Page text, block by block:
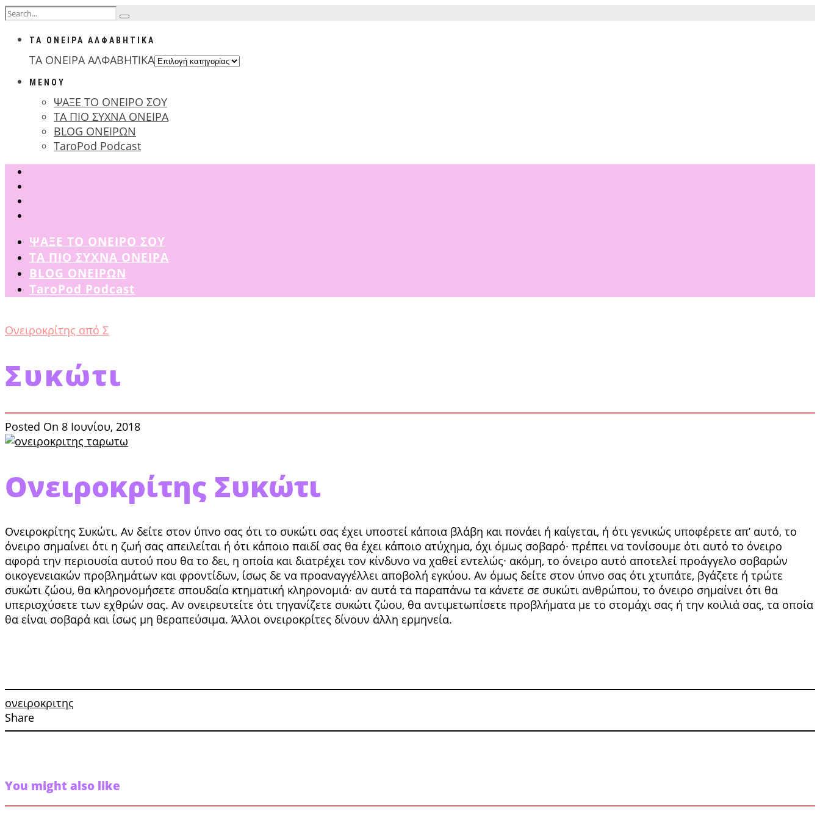
ΤΑ ΟΝΕΙΡΑ ΑΛΦΑΒΗΤΙΚΑ
ΤΑ ΟΝΕΙΡΑ ΑΛΦΑΒΗΤΙΚΑ
ΜΕΝΟΥ
ΨΑΞΕ ΤΟ ΟΝΕΙΡΟ ΣΟΥ
ΤΑ ΠΙΟ ΣΥΧΝΑ ΟΝΕΙΡΑ
BLOG ΟΝΕΙΡΩΝ
TaroPod Podcast
ΨΑΞΕ ΤΟ ΟΝΕΙΡΟ ΣΟΥ
ΤΑ ΠΙΟ ΣΥΧΝΑ ΟΝΕΙΡΑ
BLOG ΟΝΕΙΡΩΝ
TaroPod Podcast
Ονειροκρίτης από Σ
Συκώτι
Posted On 8 Ιουνίου, 2018
Ονειροκρίτης Συκώτι
Ονειροκρίτης Συκώτι. Αν δείτε στον ύπνο σας ότι το συκώτι σας έχει υποστεί κάποια βλάβη και πονάει ή καίγεται, ή ότι γενικώς υποφέρετε απ’ αυτό, το
όνειρο σημαίνει ότι η ζωή σας απειλεί­ται ή ότι κάποιο παιδί σας θα έχει κάποιο ατύχημα, όχι όμως σοβαρό∙ πρέπει να τονίσουμε ότι αυτό το όνειρο
αφορά την περιουσία αυτού που θα το δει, η οποία και διατρέχει τον κίνδυνο να χαθεί εντελώς· ακόμη, το όνειρο αυτό αποτελεί προάγ­γελο σοβαρών
οικογενειακών προβλημάτων και φροντίδων, ίσως δε να προαναγγέλλει αποβολή εγκύου. Αν όμως δείτε στον ύπνο σας ότι χτυπάτε, βγάζετε ή τρώτε
συκώτι ζώου, θα κληρονομήσετε σπουδαία κτηματική κληρονομιά∙ αν αυτά τα πα­ραπάνω τα κάνετε σε συκώτι ανθρώπου, το όνειρο σημαίνει ότι θα
υπερισχύσετε των εχθρών σας. Αν ονειρευτείτε ότι τηγανίζετε συκώτι ζώου, θα αντιμετωπίσετε προβλήματα με το στομάχι σας ή την κοιλιά σας, τα οποία
θα είναι σοβαρά και ίσως μη θεραπεύσιμα. Άλλοι ονειροκρίτες δίνουν άλλη ερμηνεία.
ονειροκριτης
Share
You might also like